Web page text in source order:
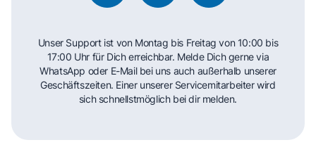
Unser Support ist von Montag bis Freitag von 10:00 bis
17:00 Uhr für Dich erreichbar. Melde Dich gerne via
WhatsApp oder E-Mail bei uns auch außerhalb unserer
Geschäftszeiten. Einer unserer Servicemitarbeiter wird
sich schnellstmöglich bei dir melden.